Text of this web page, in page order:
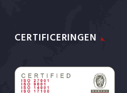
CERTIFICERINGEN